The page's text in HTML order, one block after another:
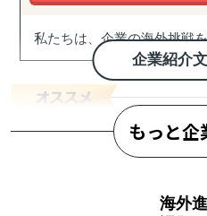
企業紹介
私たちは、企業の海外挑戦
まで一気通貫で伴走支援し
『どの国が最適か？』を見
進出後に必ず直面する現地
で主要各国に常駐するメン
もっと企
海外